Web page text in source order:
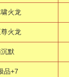
火龙
火龙
默
品+7